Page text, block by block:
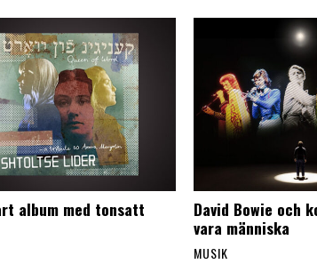
album med tonsatt
David Bowie och
vara människa
MUSIK